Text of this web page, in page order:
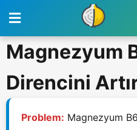
Magnezyum
Direncini
Problem: Magnezyum